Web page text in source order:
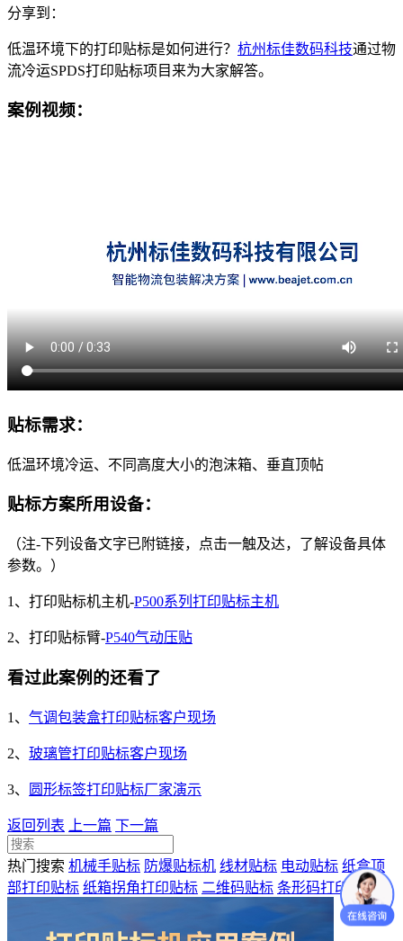
分享到：
低温环境下的打印贴标是如何进行？ 杭州标佳数码科技通过物
流冷运SPDS打印贴标项目来为大家解答。
案例视频：
贴标需求：
低温环境冷运、不同高度大小的泡沫箱、垂直顶帖
贴标方案所用设备：
（注-下列设备文字已附链接，点击一触及达，了解设备具体
参数。）
1、打印贴标机主机-P500系列打印贴标主机
2、打印贴标臂-P540气动压贴
看过此案例的还看了
1、 气调包装盒打印贴标客户现场
2、 玻璃管打印贴标客户现场
3、 圆形标签打印贴标厂家演示
返回列表 上一篇 下一篇
热门搜索 机械手贴标 防爆贴标机 线材贴标 电动贴标 纸盒顶
部打印贴标 纸箱拐角打印贴标 二维码贴标 条形码打印贴标